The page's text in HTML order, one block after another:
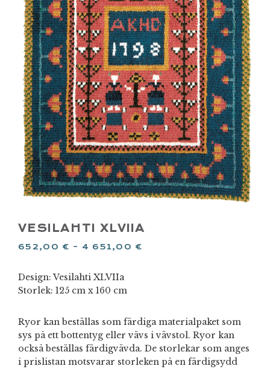
VESILAHTI XLVIIA
652,00 € – 4 651,00 €
Design: Vesilahti XLVIIa
Storlek: 125 cm x 160 cm
Ryor kan beställas som färdiga materialpaket som
sys på ett bottentyg eller vävs i vävstol. Ryor kan
också beställas färdigvävda. De storlekar som anges
i prislistan motsvarar storleken på en färdigsydd